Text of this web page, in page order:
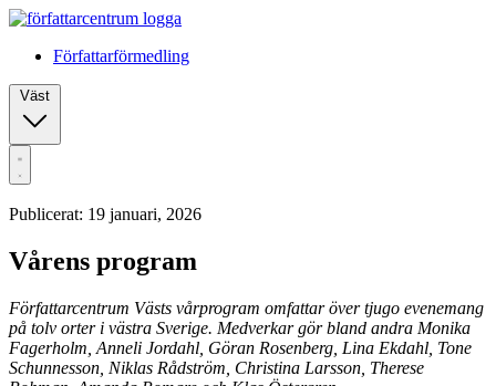
Författarförmedling
Väst
Publicerat: 19 januari, 2026
Vårens program
Författarcentrum Västs vårprogram omfattar över tjugo evenemang
på tolv orter i västra Sverige. Medverkar gör bland andra Monika
Fagerholm, Anneli Jordahl, Göran Rosenberg, Lina Ekdahl, Tone
Schunnesson, Niklas Rådström, Christina Larsson, Therese